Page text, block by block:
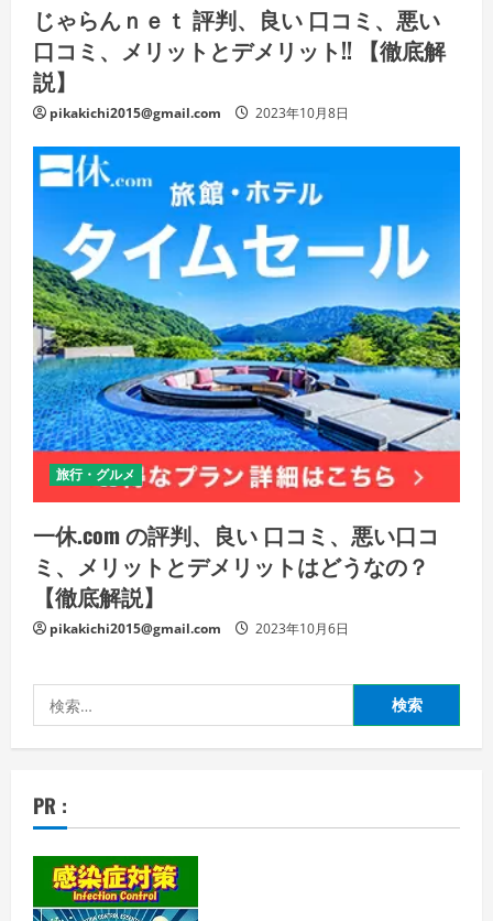
じゃらんｎｅｔ 評判、良い 口コミ、悪い
口コミ、メリットとデメリット!! 【徹底解
説】
pikakichi2015@gmail.com 2023年10月8日
旅行・グルメ
一休.com の評判、良い 口コミ、悪い口コ
ミ、メリットとデメリットはどうなの？
【徹底解説】
pikakichi2015@gmail.com 2023年10月6日
索:
PR :